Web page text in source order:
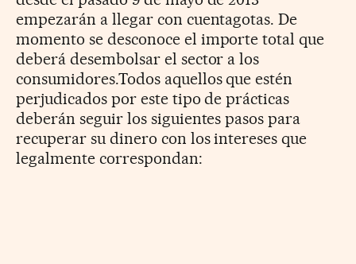
empezarán a llegar con cuentagotas. De
momento se desconoce el importe total que
deberá desembolsar el sector a los
consumidores.Todos aquellos que estén
perjudicados por este tipo de prácticas
deberán seguir los siguientes pasos para
recuperar su dinero con los intereses que
legalmente correspondan: